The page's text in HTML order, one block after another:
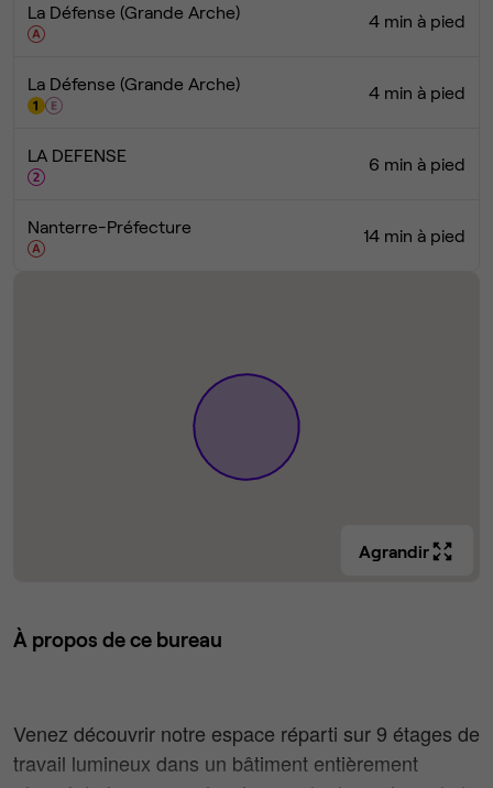
La Défense (Grande Arche) 4 min à pied
La Défense (Grande Arche) 4 min à pied
LA DEFENSE 6 min à pied
Nanterre-Préfecture 14 min à pied
Agrandir
À propos de ce bureau
Venez découvrir notre espace réparti sur 9 étages de
travail lumineux dans un bâtiment entièrement